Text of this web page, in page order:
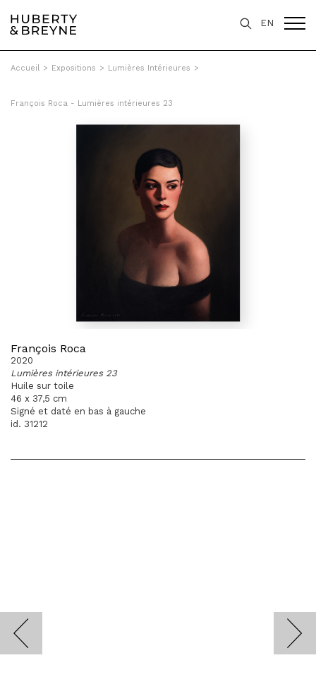
EN
Accueil > Expositions > Lumières Intérieures >
François Roca - Lumières intérieures 23
François Roca
2020
Lumières intérieures 23
Huile sur toile
46 x 37,5 cm
Signé et daté en bas à gauche
id. 31212